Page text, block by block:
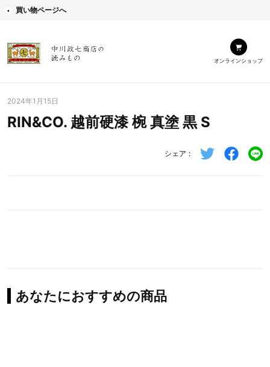
買い物ページへ
オンラインショップ
2024年1月15日
RIN&CO. 越前硬漆 椀 真塗 黒 S
シェア
あなたにおすすめの商品